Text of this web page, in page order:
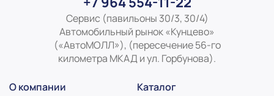
Сервис (павильоны 30/3, 30/4)
Автомобильный рынок «Кунцево»
(«АвтоМОЛЛ»), (пересечение 56-го
километра МКАД и ул. Горбунова).
О компании Каталог